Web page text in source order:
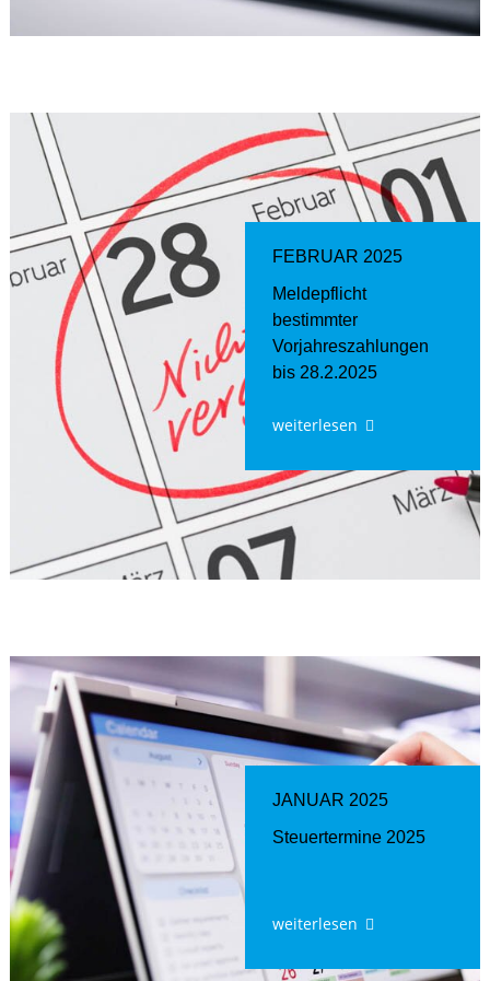
FEBRUAR 2025
Meldepflicht
bestimmter
Vorjahreszahlungen
bis 28.2.2025
weiterlesen
JANUAR 2025
Steuertermine 2025
weiterlesen